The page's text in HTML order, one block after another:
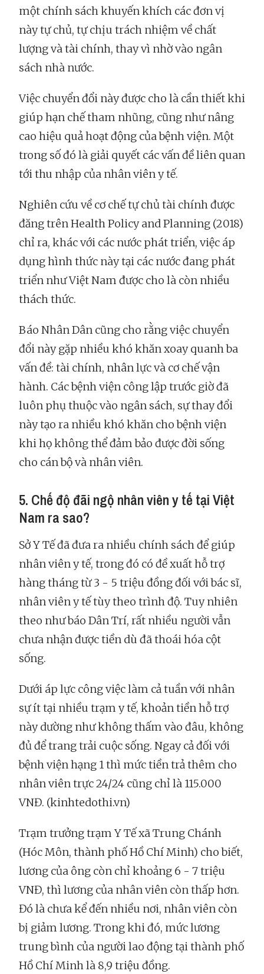
một chính sách khuyến khích các đơn vị
này tự chủ, tự chịu trách nhiệm về chất
lượng và tài chính, thay vì nhờ vào ngân
sách nhà nước.
Việc chuyển đổi này được cho là cần thiết khi
giúp hạn chế tham nhũng, cũng như nâng
cao hiệu quả hoạt động của bệnh viện. Một
trong số đó là giải quyết các vấn đề liên quan
tới thu nhập của nhân viên y tế.
Nghiên cứu về cơ chế tự chủ tài chính được
đăng trên Health Policy and Planning (2018)
chỉ ra, khác với các nước phát triển, việc áp
dụng hình thức này tại các nước đang phát
triển như Việt Nam được cho là còn nhiều
thách thức.
Báo Nhân Dân cũng cho rằng việc chuyển
đổi này gặp nhiều khó khăn xoay quanh ba
vấn đề: tài chính, nhân lực và cơ chế vận
hành. Các bệnh viện công lập trước giờ đã
luôn phụ thuộc vào ngân sách, sự thay đổi
này tạo ra nhiều khó khăn cho bệnh viện
khi họ không thể đảm bảo được đời sống
cho cán bộ và nhân viên.
5. Chế độ đãi ngộ nhân viên y tế tại Việt
Nam ra sao?
Sở Y Tế đã đưa ra nhiều chính sách để giúp
nhân viên y tế, trong đó có đề xuất hỗ trợ
hàng tháng từ 3 - 5 triệu đồng đối với bác sĩ,
nhân viên y tế tùy theo trình độ. Tuy nhiên
theo như báo Dân Trí, rất nhiều người vẫn
chưa nhận được tiền dù đã thoái hóa cột
sống.
Dưới áp lực công việc làm cả tuần với nhân
sự ít tại nhiều trạm y tế, khoản tiền hỗ trợ
này dường như không thấm vào đâu, không
đủ để trang trải cuộc sống. Ngay cả đối với
bệnh viện hạng 1 thì mức tiền trả thêm cho
nhân viên trực 24/24 cũng chỉ là 115.000
VNĐ. (kinhtedothi.vn)
Trạm trưởng trạm Y Tế xã Trung Chánh
(Hóc Môn, thành phố Hồ Chí Minh) cho biết,
lương của ông còn chỉ khoảng 6 - 7 triệu
VNĐ, thì lương của nhân viên còn thấp hơn.
Đó là chưa kể đến nhiều nơi, nhân viên còn
bị giảm lương. Trong khi đó, mức lương
trung bình của người lao động tại thành phố
Hồ Chí Minh là 8,9 triệu đồng.